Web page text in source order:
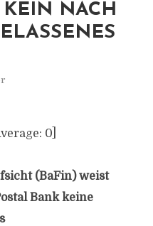
KEIN NACH
0]
(BaFin) weist
Bank keine